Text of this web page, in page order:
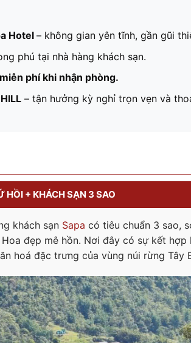
Hotel – không gian yên tĩnh, gần gũi
phú tại nhà hàng khách sạn.
miễn phí khi nhận phòng.
– tận hưởng kỳ nghỉ trọn vẹn và
HỒI + KHÁCH SẠN 3 SAO
khách sạn Sapa có tiêu chuẩn 3 sao,
đẹp mê hồn. Nơi đây có sự kết
hoá đặc trưng của vùng núi rừng Tây